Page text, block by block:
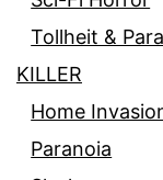
Tollheit &
KILLER
Home
Paranoia